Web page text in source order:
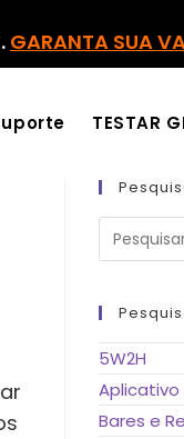
GARANTA SUA
TESTAR
5W2H
Aplicativo
Bares e